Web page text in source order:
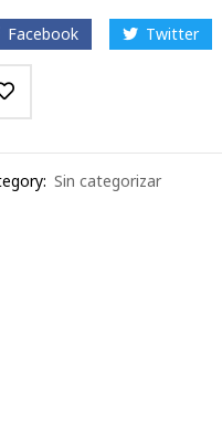
Facebook Twitter
Sin categorizar